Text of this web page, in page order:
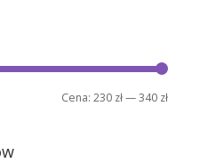
Cena
Cena
Cena:230 zł—340 zł